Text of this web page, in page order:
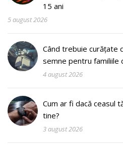
15 ani
5 august 2026
Când trebuie curățate
semne pentru familiile
4 august 2026
Cum ar fi dacă ceasul
tine?
3 august 2026